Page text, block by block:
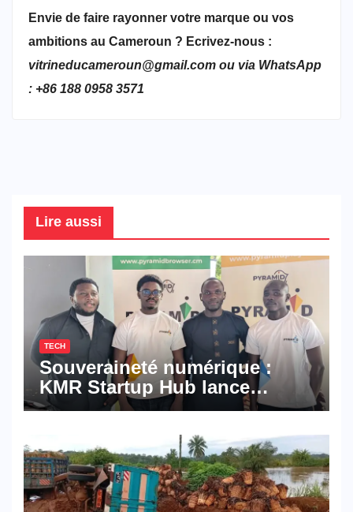
Envie de faire rayonner votre marque ou vos
ambitions au Cameroun ? Ecrivez-nous :
vitrineducameroun@gmail.com ou via WhatsApp
: +86 188 0958 3571
Lire aussi
TECH
Souveraineté numérique :
KMR Startup Hub lance
Pyramid Browser et Pyramid
numériques made in
Cameroon